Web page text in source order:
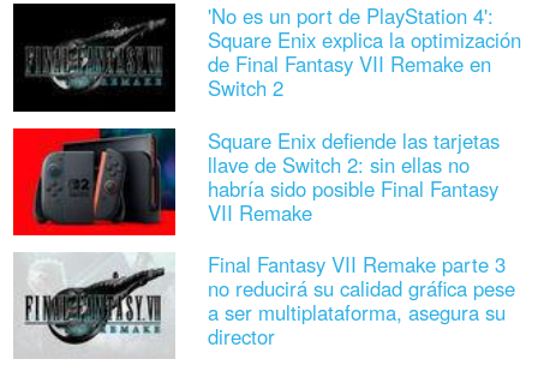
'No es un port de PlayStation 4':
Square Enix explica la optimización
de Final Fantasy VII Remake en
Switch 2
Square Enix defiende las tarjetas
llave de Switch 2: sin ellas no
habría sido posible Final Fantasy
VII Remake
Final Fantasy VII Remake parte 3
no reducirá su calidad gráfica pese
a ser multiplataforma, asegura su
director